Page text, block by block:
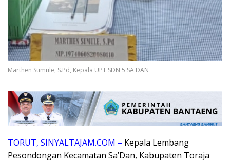
Marthen Sumule, S.Pd, Kepala UPT SDN 5 SA'DAN
TORUT, SINYALTAJAM.COM – Kepala Lembang
Pesondongan Kecamatan Sa’Dan, Kabupaten Toraja